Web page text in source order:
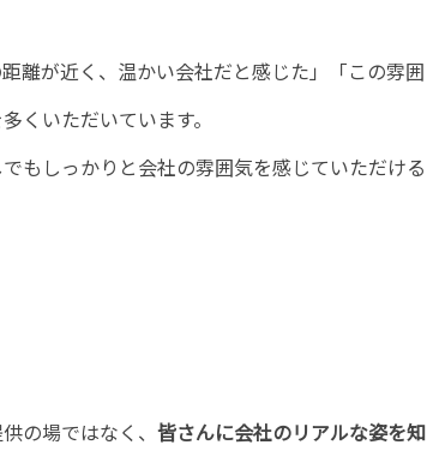
離が近く、温かい会社だと感じた」「この雰囲
くいただいています。
もしっかりと会社の雰囲気を感じていただける
の場ではなく、 皆さんに会社のリアルな姿を知